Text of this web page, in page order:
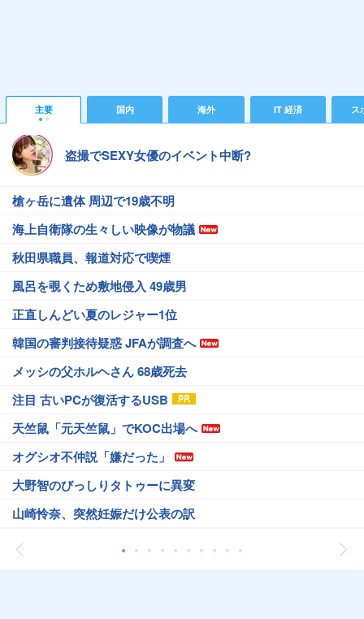
主要 国内 海外 IT 経済 ス
盗撮でSEXY女優のイベント中断?
槍ヶ岳に遺体 周辺で19歳不明
海上自衛隊の生々しい映像が物議
秋田県職員、報道対応で喫煙
風呂を覗くため敷地侵入 49歳男
正直しんどい夏のレジャー1位
韓国の審判接待疑惑 JFAが調査へ
メッシの父ホルヘさん 68歳死去
注目 古いPCが復活するUSB
天竺鼠「元天竺鼠」でKOC出場へ
オグシオ不仲説「嫌だった」
大野智のびっしりタトゥーに異変
山崎怜奈、突然妊娠だけ公表の訳